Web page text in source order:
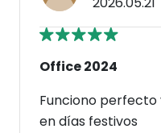
Office 2024
Funciono perfecto
en días festivos